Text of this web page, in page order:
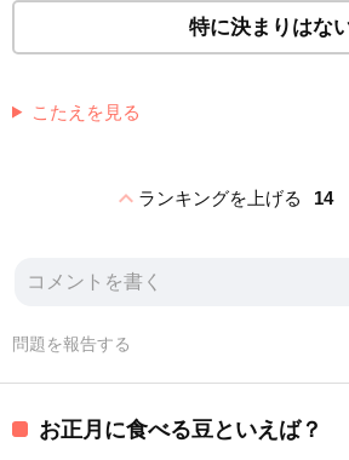
特に決まりはな
こたえを見る
expand_lessランキングを上げる 14
問題を報告する
お正月に食べる豆といえば？